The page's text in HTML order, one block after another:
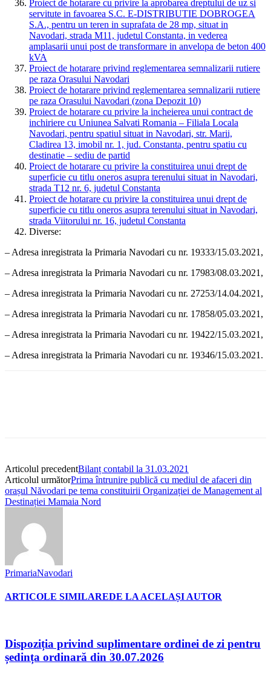
Proiect de hotarare cu privire la aprobarea dreptului de uz si
servitute in favoarea S.C. E-DISTRIBUTIE DOBROGEA
S.A., pentru un teren in suprafata de 28 mp, situat in
Navodari, strada M11, judetul Constanta, in vederea
amplasarii unui post de transformare in anvelopa de beton 400
kVA
Proiect de hotarare privind reglementarea semnalizarii rutiere
pe raza Orasului Navodari
Proiect de hotarare privind reglementarea semnalizarii rutiere
pe raza Orasului Navodari (zona Depozit 10)
Proiect de hotarare cu privire la incheierea unui contract de
inchiriere cu Uniunea Salvati Romania – Filiala Locala
Navodari, pentru spatiul situat in Navodari, str. Marii,
Cladirea 13, imobil nr. 1, jud. Constanta, pentru spatiu cu
destinatie – sediu de partid
Proiect de hotarare cu privire la constituirea unui drept de
superficie cu titlu oneros asupra terenului situat in Navodari,
strada T12 nr. 6, judetul Constanta
Proiect de hotarare cu privire la constituirea unui drept de
superficie cu titlu oneros asupra terenului situat in Navodari,
strada Viitorului nr. 16, judetul Constanta
Diverse:
– Adresa inregistrata la Primaria Navodari cu nr. 19333/15.03.2021,
– Adresa inregistrata la Primaria Navodari cu nr. 17983/08.03.2021,
– Adresa inregistrata la Primaria Navodari cu nr. 27253/14.04.2021,
– Adresa inregistrata la Primaria Navodari cu nr. 17858/05.03.2021,
– Adresa inregistrata la Primaria Navodari cu nr. 19422/15.03.2021,
– Adresa inregistrata la Primaria Navodari cu nr. 19346/15.03.2021.
Articolul precedentBilanț contabil la 31.03.2021
Articolul următorPrima întrunire publică cu mediul de afaceri din
orașul Năvodari pe tema constituirii Organizației de Management al
Destinației Mamaia Nord
PrimariaNavodari
ARTICOLE SIMILAREDE LA ACELAȘI AUTOR
Dispoziția privind suplimentare ordinei de zi pentru
ședința ordinară din 30.07.2026